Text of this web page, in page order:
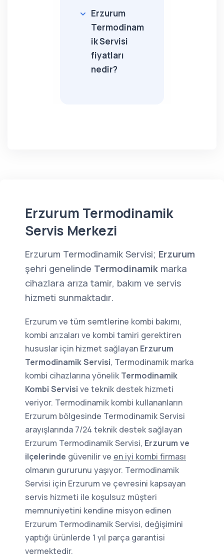
Erzurum
Termodinam
ik Servisi
fiyatları
nedir?
Erzurum Termodinamik
Servis Merkezi
Erzurum Termodinamik Servisi; Erzurum
şehri genelinde Termodinamik marka
cihazlara arıza tamir, bakım ve servis
hizmeti sunmaktadır.
Erzurum ve tüm semtlerine kombi bakımı,
kombi arızaları ve kombi tamiri gerektiren
hususlar için hizmet sağlayan Erzurum
Termodinamik Servisi, Termodinamik marka
kombi cihazlarına yönelik Termodinamik
Kombi Servisi ve teknik destek hizmeti
veriyor. Termodinamik kombi kullananların
Erzurum bölgesinde Termodinamik Servisi
arayışlarında 7/24 teknik destek sağlayan
Erzurum Termodinamik Servisi, Erzurum ve
ilçelerinde güvenilir ve en iyi kombi firması
olmanın gururunu yaşıyor. Termodinamik
Servisi için Erzurum ve çevresini kapsayan
servis hizmeti ile koşulsuz müşteri
memnuniyetini kendine misyon edinen
Erzurum Termodinamik Servisi, değişimini
yaptığı ürünlerde 1 yıl parça garantisi
vermektedir.